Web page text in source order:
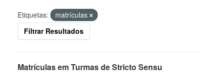
Etiquetas:
matrículas
Filtrar Resultados
Matrículas em Turmas de Stricto Sensu